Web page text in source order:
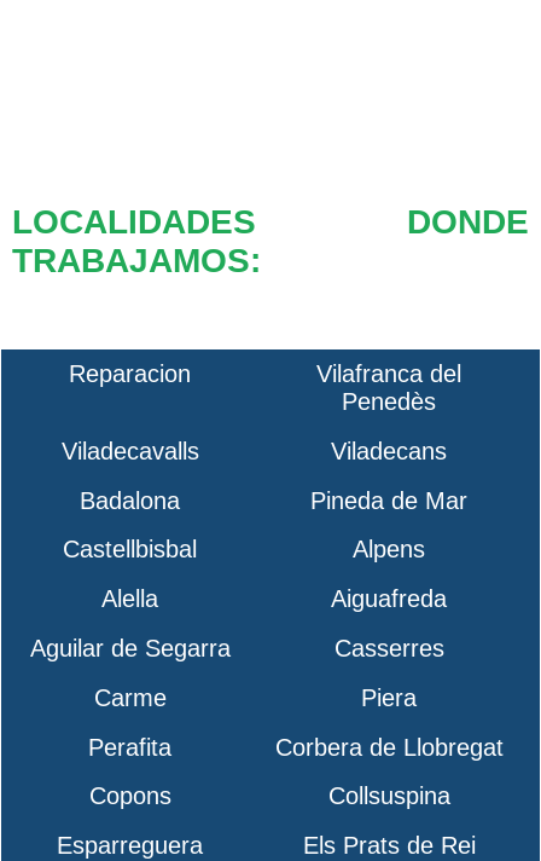
LOCALIDADES DONDE
TRABAJAMOS:
Reparacion
Vilafranca del
Penedès
Viladecavalls
Viladecans
Badalona
Pineda de Mar
Castellbisbal
Alpens
Alella
Aiguafreda
Aguilar de Segarra
Casserres
Carme
Piera
Perafita
Corbera de Llobregat
Copons
Collsuspina
Esparreguera
Els Prats de Rei